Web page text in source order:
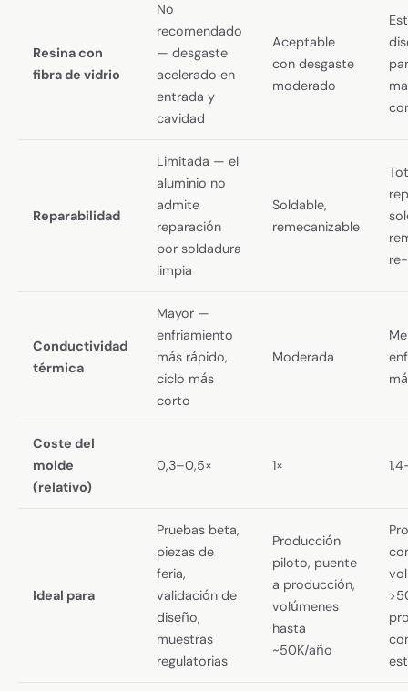
Resina con
fibra de vidrio
No
recomendado
— desgaste
acelerado en
entrada y
cavidad
Aceptable
con desgaste
moderado
Reparabilidad
Limitada — el
aluminio no
admite
reparación
por soldadura
limpia
Soldable,
remecanizable
Conductividad
térmica
Mayor —
enfriamiento
más rápido,
ciclo más
corto
Moderada
Coste del
molde
(relativo)
0,3–0,5× 1×
Ideal para
Pruebas beta,
piezas de
feria,
validación de
diseño,
muestras
regulatorias
Producción
piloto, puente
a producción,
volúmenes
hasta
~50K/año